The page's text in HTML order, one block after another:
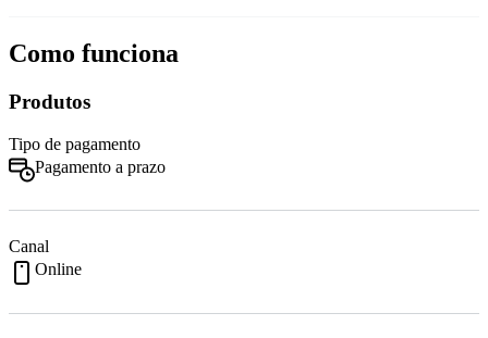
Como funciona
Produtos
Tipo de pagamento
Pagamento a prazo
Canal
Online